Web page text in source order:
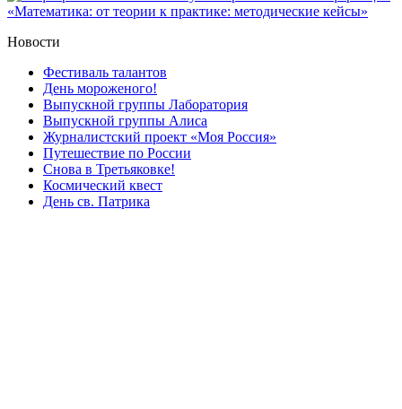
Новости
Фестиваль талантов
День мороженого!
Выпускной группы Лаборатория
Выпускной группы Алиса
Журналистский проект «Моя Россия»
Путешествие по России
Снова в Третьяковке!
Космический квест
День св. Патрика